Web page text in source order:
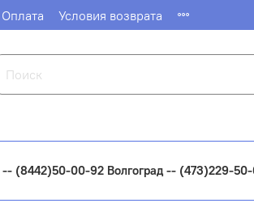
Оплата Условия возврата
(8442)50-00-92 Волгоград -- (473)229-